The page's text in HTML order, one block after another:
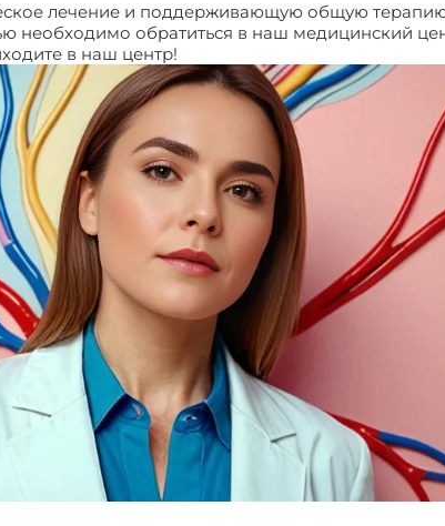
лечение и поддерживающую общую
обратиться в наш медицинский
в наш центр!